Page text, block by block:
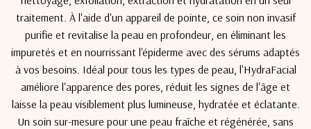
traitement. À l'aide d'un appareil de pointe, ce soin non invasif
purifie et revitalise la peau en profondeur, en éliminant les
impuretés et en nourrissant l'épiderme avec des sérums adaptés
à vos besoins. Idéal pour tous les types de peau, l'HydraFacial
améliore l'apparence des pores, réduit les signes de l'âge et
laisse la peau visiblement plus lumineuse, hydratée et éclatante.
Un soin sur-mesure pour une peau fraîche et régénérée, sans